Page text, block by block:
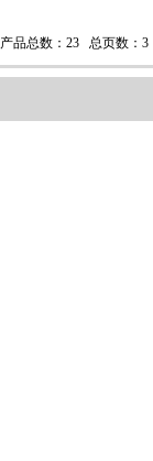
产品总数：23 总页数：